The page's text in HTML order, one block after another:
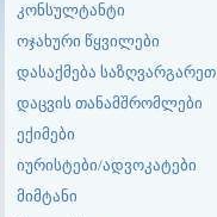
კონსულტანტი
ოჯახური წყვილები
დასაქმება საზღვარგარეთ
დაცვის თანამშრომლები
ექიმები
იურისტები/ადვოკატები
მიმტანი